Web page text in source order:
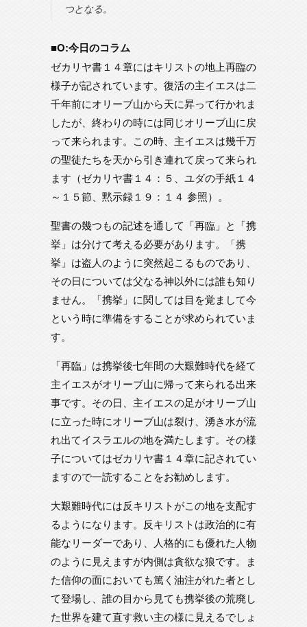
つとなる。
■O:今日のコラム
ゼカリヤ書１４章にはキリストの地上再臨の
様子が記されています。復活の主イエスは二
千年前にオリーブ山から天に昇って行かれま
したが、終わりの時には同じオリーブ山に戻
って来られます。この時、主イエスは幾千万
の聖徒たちを天から引き連れて戻って来られ
ます（ゼカリヤ書１４：５、ユダの手紙１４
～１５節、黙示録１９：１４ 参照）。
聖書の幾つもの記述を通して「再臨」と「携
挙」は分けて考える必要があります。「携
挙」は盗人のように突然起こるものであり、
その日については父なる神以外には誰も知り
ません。「携挙」に関しては目を覚まして今
という時に準備をすることが求められていま
す。
「再臨」は携挙後七年間の大艱難時代を経て
主イエスがオリーブ山に帰って来られる出来
事です。その日、主イエスの足がオリーブ山
に立った時にオリーブ山は裂け、湧き水が流
れ出てイスラエルの地を満たします。その様
子についてはゼカリヤ書１４章に記されてい
ますので一読することをお勧めします。
大艱難時代には反キリストがこの地を支配す
るようになります。反キリストは政治的に有
能なリーダーであり、人格的にも優れた人物
のように見えますが内側は貪欲な狼です。ま
た信仰の面においても篤く油注がれた者とし
て登場し、誰の目から見ても携挙後の荒廃し
た世界を建て直す救い主の様に見えるでしょ